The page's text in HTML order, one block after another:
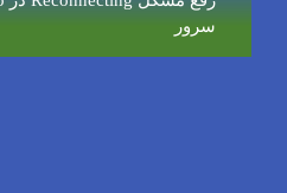
سرور